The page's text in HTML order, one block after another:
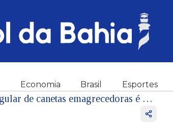
Economia Brasil Esportes
Operação de combate à comercialização irregular de canetas emagrecedoras é realizada na Bahia